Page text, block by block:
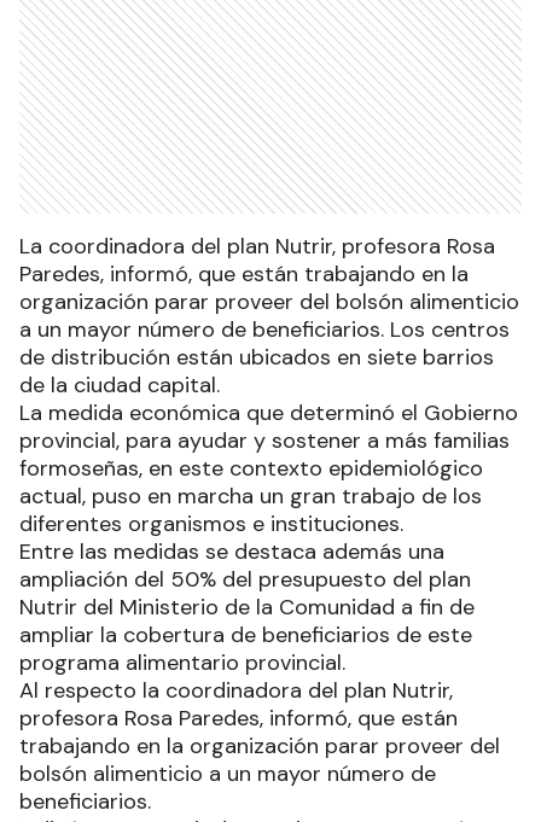
La coordinadora del plan Nutrir, profesora Rosa
Paredes, informó, que están trabajando en la
organización parar proveer del bolsón alimenticio
a un mayor número de beneficiarios. Los centros
de distribución están ubicados en siete barrios
de la ciudad capital.
La medida económica que determinó el Gobierno
provincial, para ayudar y sostener a más familias
formoseñas, en este contexto epidemiológico
actual, puso en marcha un gran trabajo de los
diferentes organismos e instituciones.
Entre las medidas se destaca además una
ampliación del 50% del presupuesto del plan
Nutrir del Ministerio de la Comunidad a fin de
ampliar la cobertura de beneficiarios de este
programa alimentario provincial.
Al respecto la coordinadora del plan Nutrir,
profesora Rosa Paredes, informó, que están
trabajando en la organización parar proveer del
bolsón alimenticio a un mayor número de
beneficiarios.